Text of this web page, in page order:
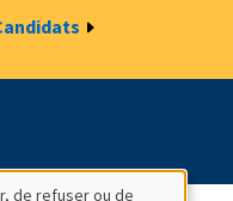
de refuser ou de